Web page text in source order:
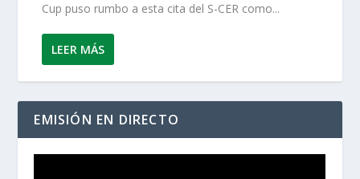
Cup puso rumbo a esta cita del S-CER como...
LEER MÁS
EMISIÓN EN DIRECTO